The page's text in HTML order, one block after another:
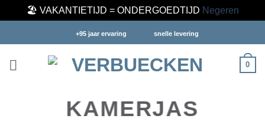
🏖️ VAKANTIETIJD = ONDERGOEDTIJD Negeren
naar
+95 jaar ervaring snelle levering
0
KAMERJAS